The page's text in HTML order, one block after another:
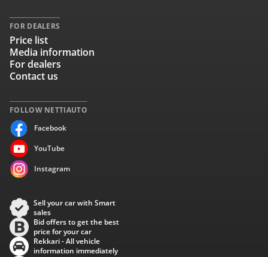
FOLLOW NETTIAUTO
Facebook
YouTube
Instagram
FOR DEALERS
Price list
Media information
For dealers
Contact us
Sell your car with Smart
sales
Bid offers to get the best
price for your car
Rekkari - All vehicle
information immediately